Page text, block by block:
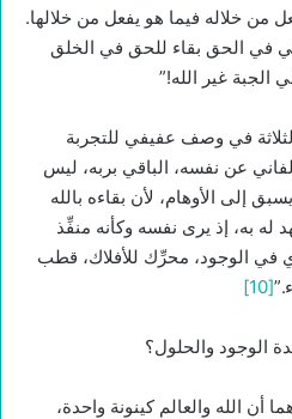
من خلاله فيما هو يفعل من خلالها.
في الحق بقاء للحق في الخلق
الجبة غير الله!”
في وصف عفيفي للتجربة
عن نفسه، الباقي بربه، ليس
إلى الأوهام، لأن بقاءه بالله
له به، إذ يرى نفسه وكأنه منفِّذ
في الوجود، محرِّك للأفلاك، قطب
[10]
الوجود والحلول؟
أن الله والعالم كينونة واحدة،